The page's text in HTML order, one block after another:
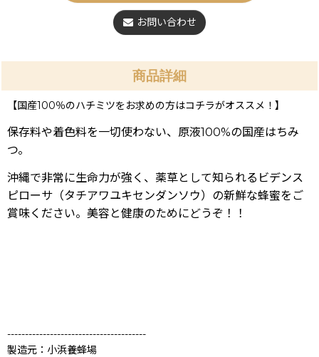
お問い合わせ
商品詳細
【国産100％のハチミツをお求めの方はコチラがオススメ！】
保存料や着色料を一切使わない、原液100%の国産はちみ
つ。
沖縄で非常に生命力が強く、薬草として知られるビデンス
ピローサ（タチアワユキセンダンソウ）の新鮮な蜂蜜をご
賞味ください。美容と健康のためにどうぞ！！
---------------------------------------
製造元：小浜養蜂場